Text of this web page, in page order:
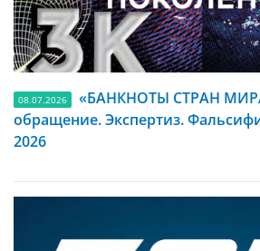
08.07.2026
«БАНКНОТЫ СТРАН
обращение. Экспертиз.
2026